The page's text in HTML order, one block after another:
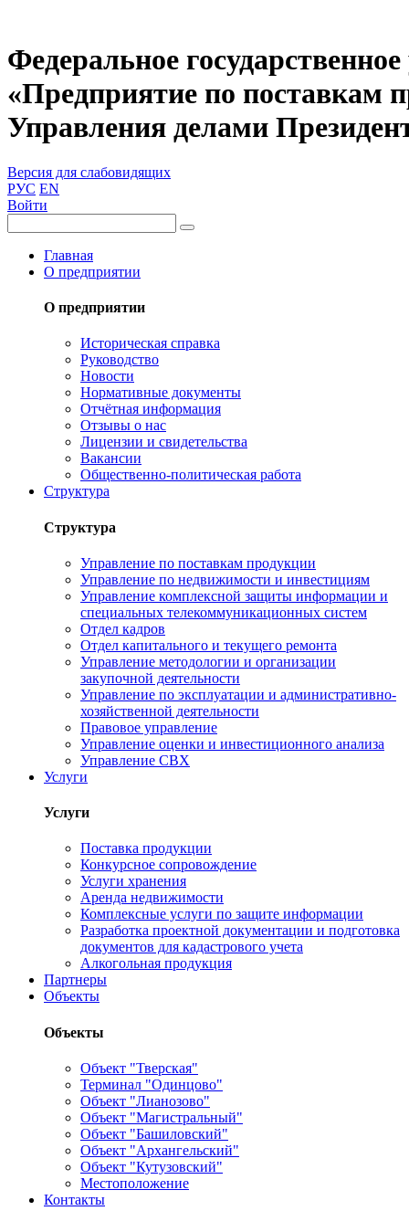
Федеральное
«Предприятие по поставкам
Управления делами
Версия для слабовидящих
РУС EN
Войти
Главная
О предприятии
О предприятии
Историческая справка
Руководство
Новости
Нормативные документы
Отчётная информация
Отзывы о нас
Лицензии и свидетельства
Вакансии
Общественно-политическая работа
Структура
Структура
Управление по поставкам продукции
Управление по недвижимости и инвестициям
Управление комплексной защиты информации и
специальных телекоммуникационных систем
Отдел кадров
Отдел капитального и текущего ремонта
Управление методологии и организации
закупочной деятельности
Управление по эксплуатации и административно-
хозяйственной деятельности
Правовое управление
Управление оценки и инвестиционного анализа
Управление СВХ
Услуги
Услуги
Поставка продукции
Конкурсное сопровождение
Услуги хранения
Аренда недвижимости
Комплексные услуги по защите информации
Разработка проектной документации и подготовка
документов для кадастрового учета
Алкогольная продукция
Партнеры
Объекты
Объекты
Объект "Тверская"
Терминал "Одинцово"
Объект "Лианозово"
Объект "Магистральный"
Объект "Башиловский"
Объект "Архангельский"
Объект "Кутузовский"
Местоположение
Контакты